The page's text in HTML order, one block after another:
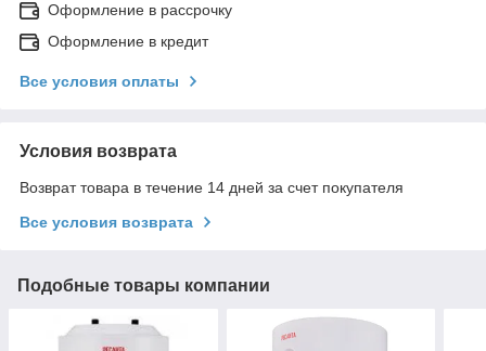
Оформление в рассрочку
Оформление в кредит
Все условия оплаты
Условия возврата
Возврат товара в течение 14 дней за счет покупателя
Все условия возврата
Подобные товары компании